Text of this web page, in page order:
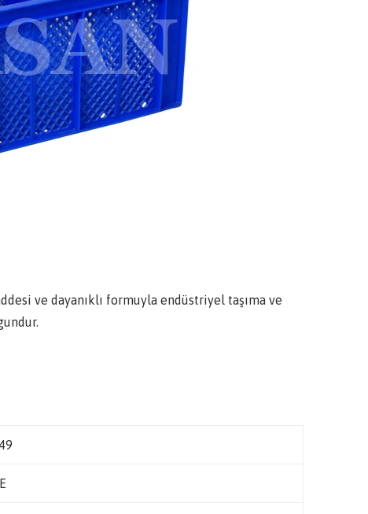
ve dayanıklı formuyla endüstriyel taşıma ve